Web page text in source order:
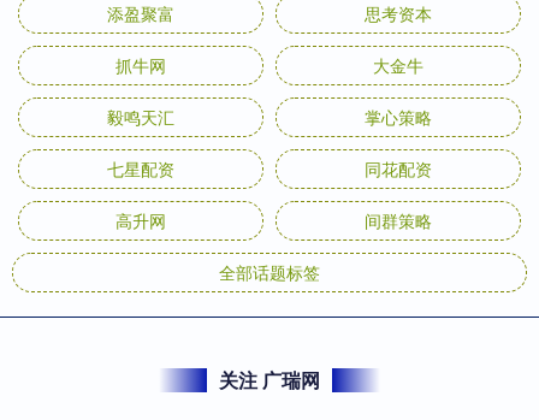
添盈聚富 思考资本
抓牛网 大金牛
毅鸣天汇 掌心策略
七星配资 同花配资
高升网 间群策略
全部话题标签
关注 广瑞网